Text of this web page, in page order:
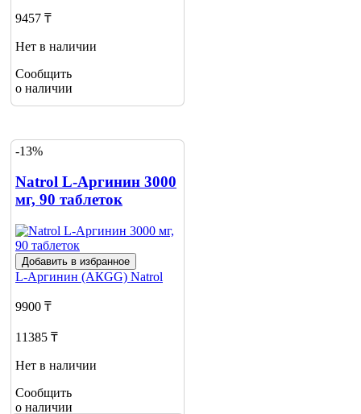
9457 ₸
Нет в наличии
Сообщить
о наличии
-13%
Natrol L-Аргинин 3000
мг, 90 таблеток
Добавить в избранное
L-Аргинин (АКGG) Natrol
9900 ₸
11385 ₸
Нет в наличии
Сообщить
о наличии